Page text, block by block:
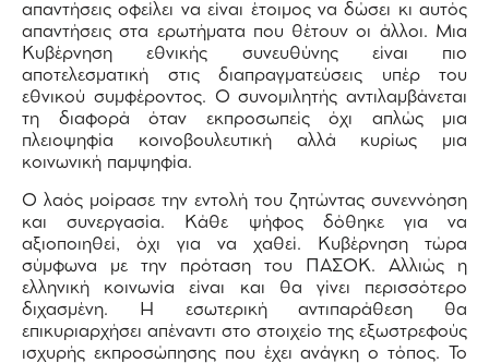
απαντήσεις οφείλει να είναι έτοιμος να δώσει κι αυτός
απαντήσεις στα ερωτήματα που θέτουν οι άλλοι. Μια
Κυβέρνηση εθνικής συνευθύνης είναι πιο
αποτελεσματική στις διαπραγματεύσεις υπέρ του
εθνικού συμφέροντος. Ο συνομιλητής αντιλαμβάνεται
τη διαφορά όταν εκπροσωπείς όχι απλώς μια
πλειοψηφία κοινοβουλευτική αλλά κυρίως μια
κοινωνική παμψηφία.
Ο λαός μοίρασε την εντολή του ζητώντας συνεννόηση
και συνεργασία. Κάθε ψήφος δόθηκε για να
αξιοποιηθεί, όχι για να χαθεί. Κυβέρνηση τώρα
σύμφωνα με την πρόταση του ΠΑΣΟΚ. Αλλιώς η
ελληνική κοινωνία είναι και θα γίνει περισσότερο
διχασμένη. Η εσωτερική αντιπαράθεση θα
επικυριαρχήσει απέναντι στο στοιχείο της εξωστρεφούς
ισχυρής εκπροσώπησης που έχει ανάγκη ο τόπος. Το